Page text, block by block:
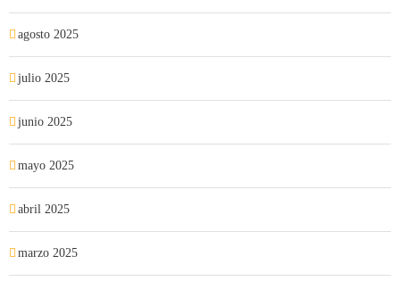
agosto 2025
julio 2025
junio 2025
mayo 2025
abril 2025
marzo 2025